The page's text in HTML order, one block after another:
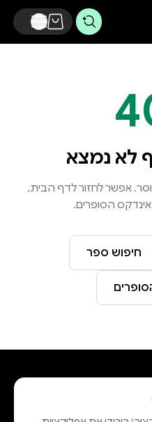
לא נמצא
אפשר לחזור לדף הבית,
הסופרים.
חיפוש ספר